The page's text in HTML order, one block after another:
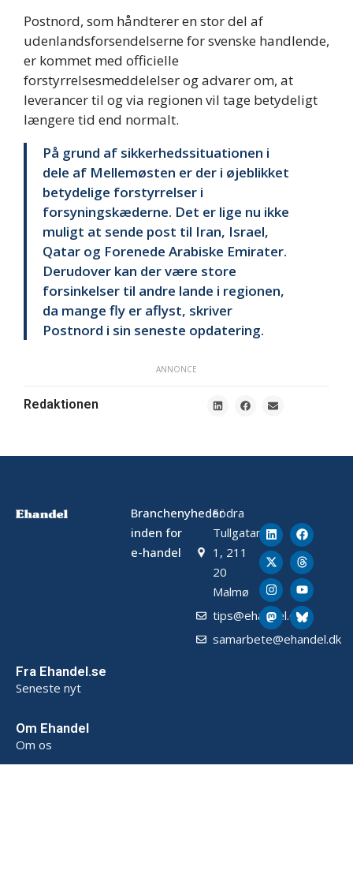
Postnord, som håndterer en stor del af
udenlandsforsendelserne for svenske handlende,
er kommet med officielle
forstyrrelsesmeddelelser og advarer om, at
leverancer til og via regionen vil tage betydeligt
længere tid end normalt.
På grund af sikkerhedssituationen i
dele af Mellemøsten er der i øjeblikket
betydelige forstyrrelser i
forsyningskæderne. Det er lige nu ikke
muligt at sende post til Iran, Israel,
Qatar og Forenede Arabiske Emirater.
Derudover kan der være store
forsinkelser til andre lande i regionen,
da mange fly er aflyst, skriver
Postnord i sin seneste opdatering.
ANNONCE
Redaktionen
Branchenyheder
inden for
e-handel
Södra
Tullgatan
1, 211
20
Malmø
tips@ehandel.dk
samarbete@ehandel.dk
Fra Ehandel.se
Seneste nyt
Om Ehandel
Om os
Annoncering & Partnerskab